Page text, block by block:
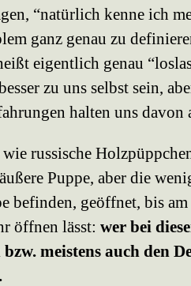
“natürlich kenne ich
ganz genau zu
eigentlich genau
zu uns selbst sein,
halten uns davon
russische
Puppe, aber die
befinden, geöffnet, bis
öffnen lässt: wer bei
meistens auch den